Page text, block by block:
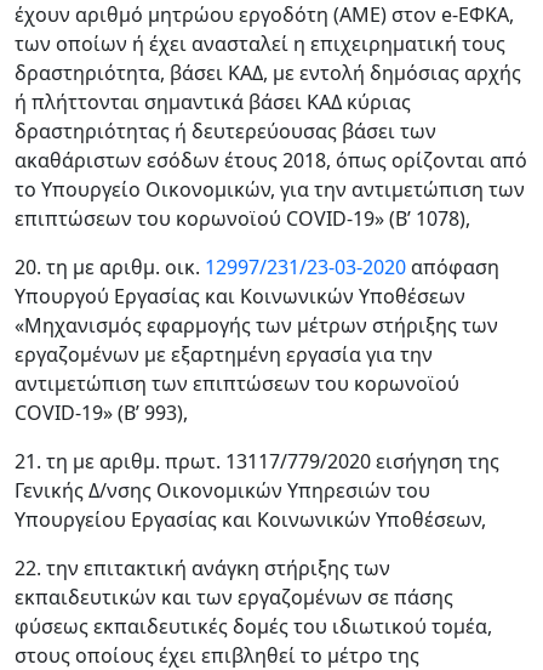
έχουν αριθμό μητρώου εργοδότη (ΑΜΕ) στον e-ΕΦΚΑ,
των οποίων ή έχει ανασταλεί η επιχειρηματική τους
δραστηριότητα, βάσει ΚΑΔ, με εντολή δημόσιας αρχής
ή πλήττονται σημαντικά βάσει ΚΑΔ κύριας
δραστηριότητας ή δευτερεύουσας βάσει των
ακαθάριστων εσόδων έτους 2018, όπως ορίζονται από
το Υπουργείο Οικονομικών, για την αντιμετώπιση των
επιπτώσεων του κορωνοϊού COVID-19» (Β’ 1078),
20. τη με αριθμ. οικ. 12997/231/23-03-2020απόφαση
Υπουργού Εργασίας και Κοινωνικών Υποθέσεων
«Μηχανισμός εφαρμογής των μέτρων στήριξης των
εργαζομένων με εξαρτημένη εργασία για την
αντιμετώπιση των επιπτώσεων του κορωνοϊού
COVID-19» (Β’ 993),
21. τη με αριθμ. πρωτ. 13117/779/2020 εισήγηση της
Γενικής Δ/νσης Οικονομικών Υπηρεσιών του
Υπουργείου Εργασίας και Κοινωνικών Υποθέσεων,
22. την επιτακτική ανάγκη στήριξης των
εκπαιδευτικών και των εργαζομένων σε πάσης
φύσεως εκπαιδευτικές δομές του ιδιωτικού τομέα,
στους οποίους έχει επιβληθεί το μέτρο της